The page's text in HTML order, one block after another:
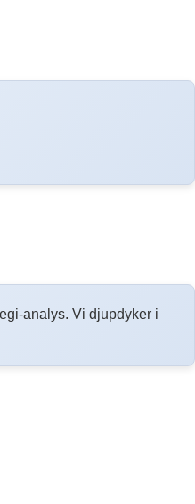
analys. Vi djupdyker i